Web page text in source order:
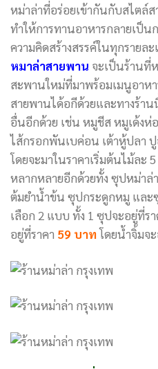
หม่าล่าที่อร่อยเข้ากันกับสไตล์
ทำให้การทานอาหารกลายเป็
ความคิดสร้างสรรค์ในทุกรายล
หมาล่าสายพาน จะเป็นร้านที่
สะพานใหม่ที่มาพร้อมเมนูอาห
สายพานได้อกีด้วยและทางร้า
อื่นอีกด้วย เช่น หมูชีส หมูเด้งห่
ไส้กรอกพันเบค่อน เต้าหู้ปลา
โดยจะมาในราคาเริ่มต้นไม้ละ
หลากหลายอีกด้วยทั้ง ซุปหม่า
ต้มยำน้ำข้น ซุปกระดูกหมู และ
เลือก 2 แบบ ทั้ง 1 ซุปจะอยู่ที่รา
อยู่ที่ราคา 59 บาทโดยน้ำจิ้มจ